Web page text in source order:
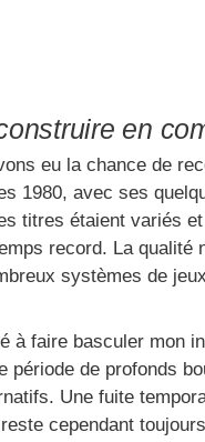
en
eu la chance de
1980, avec ses
titres étaient variés
record. La
systèmes de
à faire basculer mon
période de profonds
Une fuite
cependant